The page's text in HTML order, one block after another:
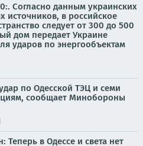
Согласно данным украинских
источников, в российское
следует от 300 до 500
дом передает Украине
ударов по энергообъектам
по Одесской ТЭЦ и семи
сообщает Минобороны
Теперь в Одессе и света нет